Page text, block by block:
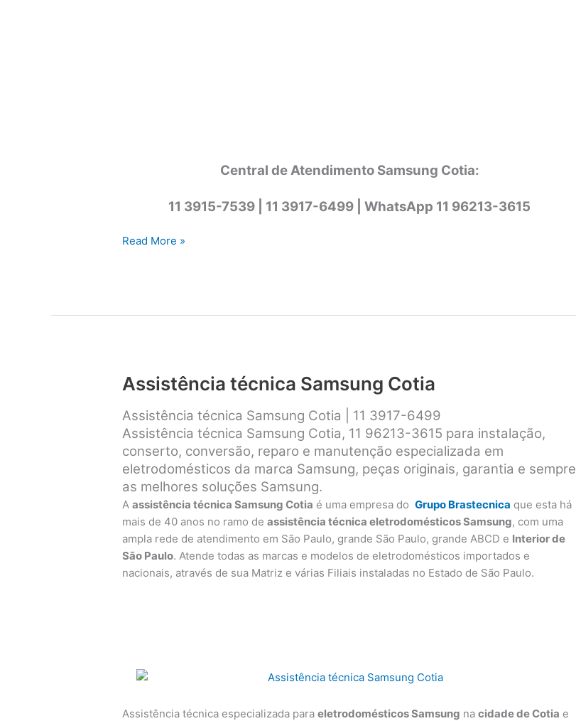
Central de Atendimento Samsung Cotia:
11 3915-7539 | 11 3917-6499 | WhatsApp 11 96213-3615
Assistência
Read More »
Assistência técnica Samsung Cotia
Assistência técnica Samsung Cotia | 11 3917-6499
Assistência técnica Samsung Cotia, 11 96213-3615 para instalação,
conserto, conversão, reparo e manutenção especializada em
eletrodomésticos da marca Samsung, peças originais, garantia e sempre
as melhores soluções Samsung.
Aassistência técnica Samsung Cotia é uma empresa doGrupo Brastecnica que esta há
mais de 40 anos no ramo deassistência técnica eletrodomésticos Samsung, com uma
ampla rede de atendimento em São Paulo, grande São Paulo, grande ABCD e Interior de
São Paulo. Atende todas as marcas e modelos de eletrodomésticos importados e
nacionais, através de sua Matriz e várias Filiais instaladas no Estado de São Paulo.
Assistência técnica especializada paraeletrodomésticos Samsung nacidade de Cotia e